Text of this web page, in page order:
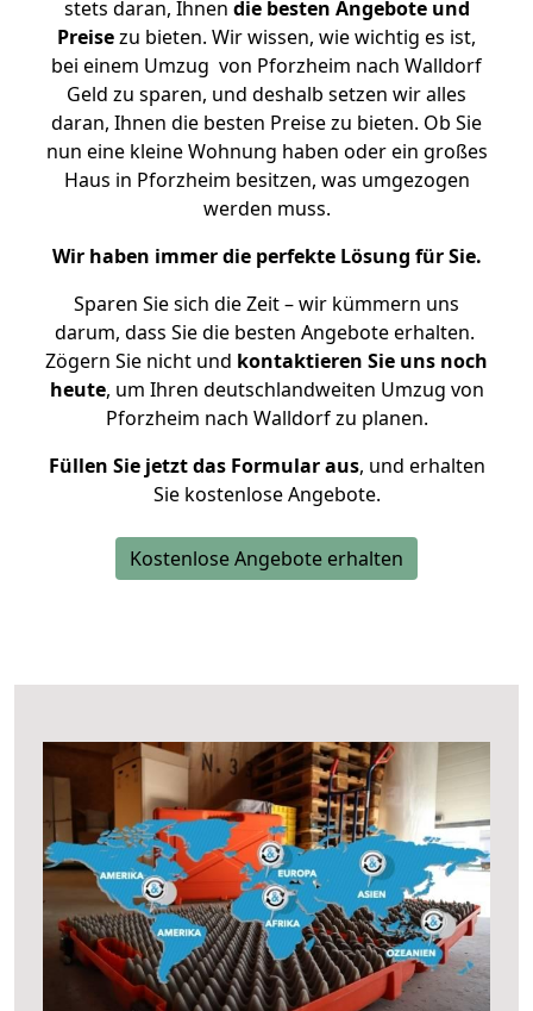
stets daran, Ihnen die besten Angebote und
Preisezu bieten. Wir wissen, wie wichtig es ist,
bei einem Umzug von Pforzheim nach Walldorf
Geld zu sparen, und deshalb setzen wir alles
daran, Ihnen die besten Preise zu bieten. Ob Sie
nun eine kleine Wohnung haben oder ein großes
Haus in Pforzheim besitzen, was umgezogen
werden muss.
Wir haben immer die perfekte Lösung für Sie.
Sparen Sie sich die Zeit – wir kümmern uns
darum, dass Sie die besten Angebote erhalten.
Zögern Sie nicht und kontaktieren Sie uns noch
heute, um Ihren deutschlandweiten Umzug von
Pforzheim nach Walldorf zu planen.
Füllen Sie jetzt das Formular aus, und erhalten
Sie kostenlose Angebote.
Kostenlose Angebote erhalten